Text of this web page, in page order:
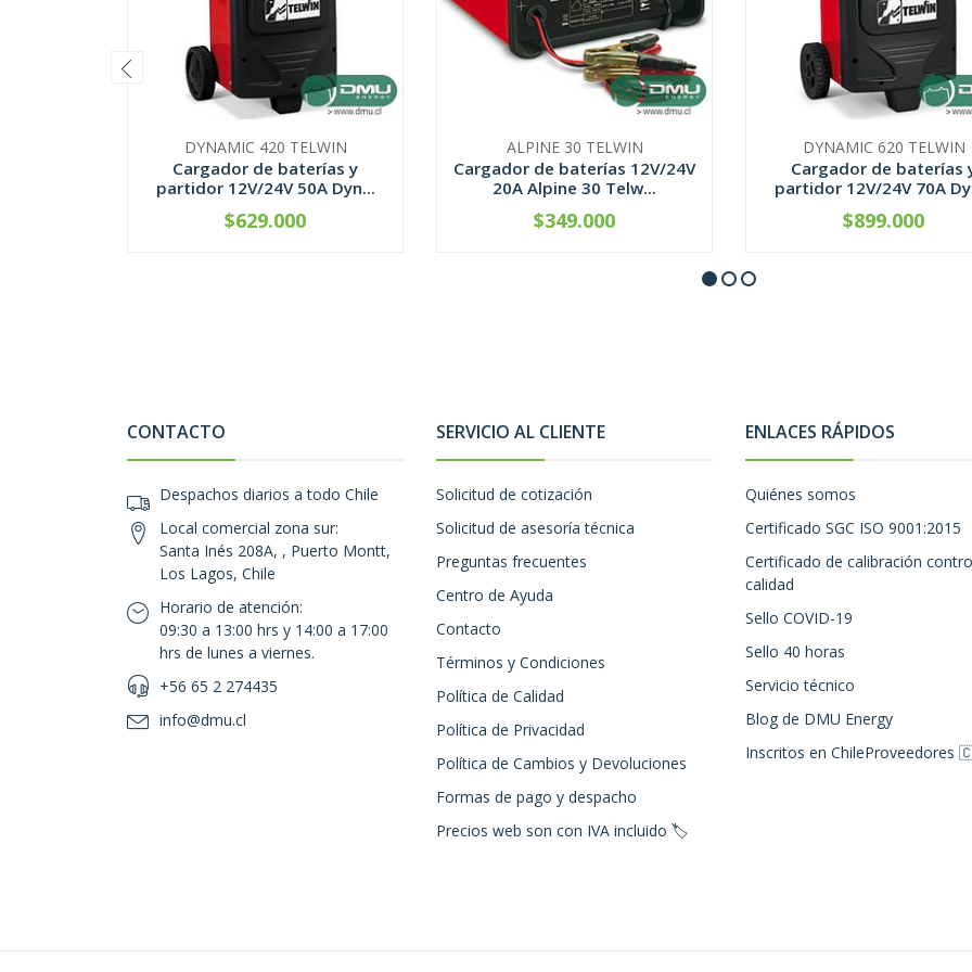
DYNAMIC 420 TELWIN
Cargador de baterías y
partidor 12V/24V 50A Dyn...
CONTÁCTANOS
$629.000
ALPINE 30 TELWIN
Cargador de baterías 12V/24V
20A Alpine 30 Telw...
CONTÁCTANOS
$349.000
DYNAMIC 620 TELWIN
Cargador de baterías
partidor 12V/24V 70A
CONTÁCTANOS
$899.000
CONTACTO
Despachos diarios a todo Chile
Local comercial zona sur:
Santa Inés 208A, , Puerto Montt,
Los Lagos, Chile
Horario de atención:
09:30 a 13:00 hrs y 14:00 a 17:00
hrs de lunes a viernes.
+56 65 2 274435
info@dmu.cl
SERVICIO AL CLIENTE
Solicitud de cotización
Solicitud de asesoría técnica
Preguntas frecuentes
Centro de Ayuda
Contacto
Términos y Condiciones
Política de Calidad
Política de Privacidad
Política de Cambios y Devoluciones
Formas de pago y despacho
Precios web son con IVA incluido 🏷️
ENLACES RÁPIDOS
Quiénes somos
Certificado SGC ISO 9001:2015
Certificado de calibración
calidad
Sello COVID-19
Sello 40 horas
Servicio técnico
Blog de DMU Energy
Inscritos en ChileProveedores